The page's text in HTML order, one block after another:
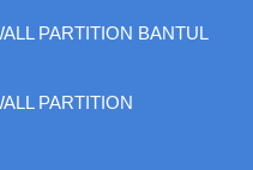
PARTITION BANTUL
PARTITION